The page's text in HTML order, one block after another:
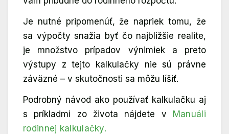
Je nutné pripomenúť, že napriek tomu, že
sa výpočty snažia byť čo najbližšie realite,
je množstvo prípadov výnimiek a preto
výstupy z tejto kalkulačky nie sú právne
záväzné – v skutočnosti sa môžu líšiť.
Podrobný návod ako používať kalkulačku aj
s príkladmi zo života nájdete v Manuáli
rodinnej kalkulačky.